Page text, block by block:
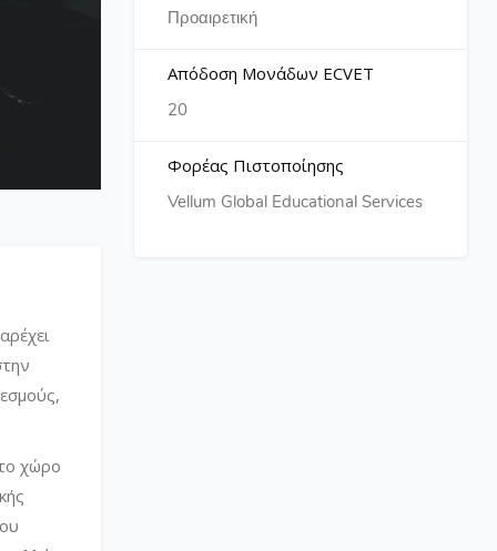
χώρο
Προαιρετική
Απόδοση Μονάδων ECVET
20
Φορέας Πιστοποίησης
Vellum Global Educational Services